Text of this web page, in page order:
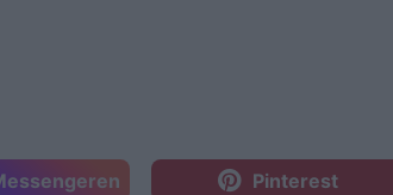
Pinterest